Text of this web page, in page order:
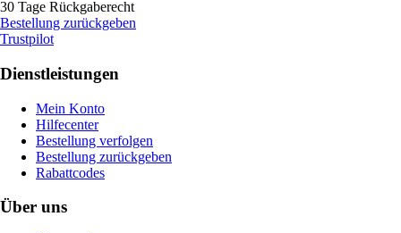
30 Tage Rückgaberecht
Bestellung zurückgeben
Trustpilot
Dienstleistungen
Mein Konto
Hilfecenter
Bestellung verfolgen
Bestellung zurückgeben
Rabattcodes
Über uns